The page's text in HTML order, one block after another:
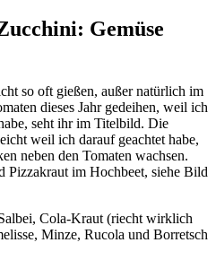
Gemüse
so oft gießen, außer natürlich im
dieses Jahr gedeihen, weil ich
seht ihr im Titelbild. Die
weil ich darauf geachtet habe,
neben den Tomaten wachsen.
Pizzakraut im Hochbeet, siehe Bild
Cola-Kraut (riecht wirklich
Minze, Rucola und Borretsch